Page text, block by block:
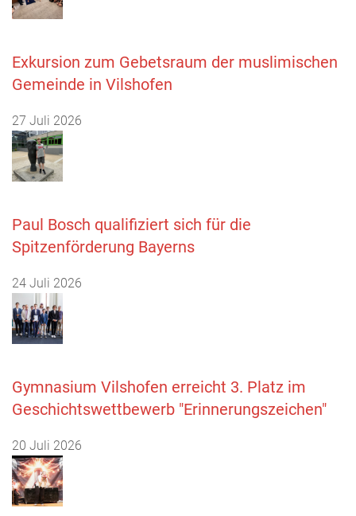
Exkursion zum Gebetsraum der muslimischen
Gemeinde in Vilshofen
27 Juli 2026
Paul Bosch qualifiziert sich für die
Spitzenförderung Bayerns
24 Juli 2026
Gymnasium Vilshofen erreicht 3. Platz im
Geschichtswettbewerb "Erinnerungszeichen"
20 Juli 2026